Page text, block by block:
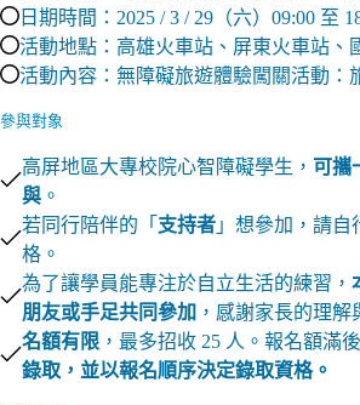
日期時間：2025 / 3 / 29（六）09:00 至
活動地點：高雄火車站、屏東火車站、
活動內容：無障礙旅遊體驗闖關活動：
參與對象
高屏地區大專校院心智障礙學生， 可攜
與 。
若同行陪伴的「 支持者 」想參加，請自
格。
為了讓學員能專注於自立生活的練習，
朋友或手足共同參加 ，感謝家長的理解
名額有限 ，最多招收 25 人。報名額滿後
錄取，並以報名順序決定錄取資格。